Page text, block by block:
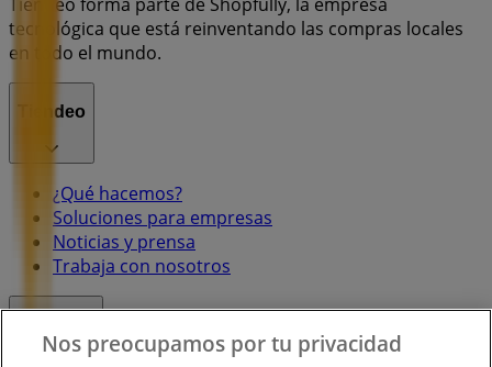
tecnológica que está reinventando las compras locales
en todo el mundo.
Tiendeo
¿Qué hacemos?
Soluciones para empresas
Noticias y prensa
Trabaja con nosotros
Nos preocupamos por tu privacidad